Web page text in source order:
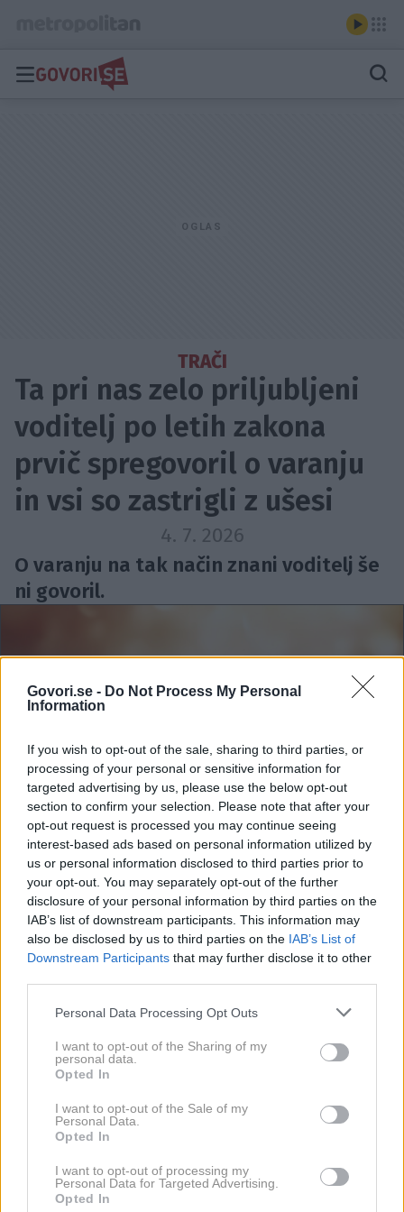
Govori.se - Do Not Process My Personal
Information
If you wish to opt-out of the sale, sharing to third parties, or
processing of your personal or sensitive information for
targeted advertising by us, please use the below opt-out
section to confirm your selection. Please note that after your
opt-out request is processed you may continue seeing
interest-based ads based on personal information utilized by
us or personal information disclosed to third parties prior to
your opt-out. You may separately opt-out of the further
disclosure of your personal information by third parties on the
IAB’s list of downstream participants. This information may
also be disclosed by us to third parties on the IAB’s List of
Downstream Participants that may further disclose it to other
Personal Data Processing Opt Outs
I want to opt-out of the Sharing of my
personal data.
Opted In
I want to opt-out of the Sale of my
Personal Data.
Opted In
I want to opt-out of processing my
Personal Data for Targeted Advertising.
Opted In
TRAČI
Ta pri nas zelo priljubljeni
voditelj po letih zakona
prvič spregovoril o varanju
in vsi so zastrigli z ušesi
4. 7. 2026
O varanju na tak način znani voditelj še
ni govoril.
1 / 2 Profimedia
Eden najbolj priljubljenih televizijskih voditeljev na
območju nekdanje Jugoslavije, Oliver Mlakar, danes
praznuje 91. rojstni dan. Za njim je več kot 55 let
uspešne kariere, še vedno pa občasno sodeluje pri
televizijske zaslone ne želi več vrniti. Danes z ženo
Samoboru. Skupaj imata dve hčerki, poročena pa sta
že več kot 60 let. Zadržano Dunjo, ki javnosti nikoli ni
bila tako poznana kot njen mož, je spoznal na začetku
svoje televizijske kariere. Njena prijateljica je namreč
televizor. Berite dalje ...